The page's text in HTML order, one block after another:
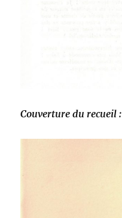
Couverture du recueil :